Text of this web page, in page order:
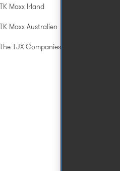
TK Maxx Irland
TK Maxx Australien
The TJX Companies